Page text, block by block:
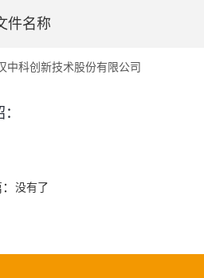
件名称
中科创新技术股份有限公司
没有了